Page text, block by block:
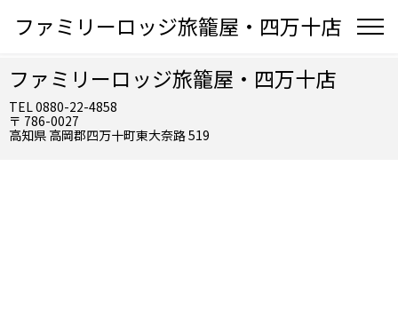
ファミリーロッジ旅籠屋・四万十店
ファミリーロッジ旅籠屋・四万十店
TEL 0880-22-4858
〒 786-0027
高知県 高岡郡四万十町東大奈路 519